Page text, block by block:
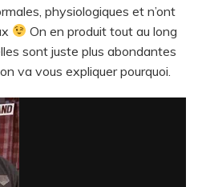
physiologiques et n’ont
On en produit tout au long
sont juste plus abondantes
va vous expliquer pourquoi.